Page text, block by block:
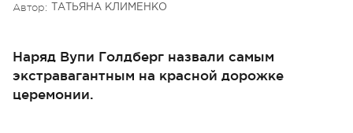
Автор: ТАТЬЯНА КЛИМЕНКО
Наряд Вупи Голдберг назвали самым
экстравагантным на красной дорожке
церемонии.